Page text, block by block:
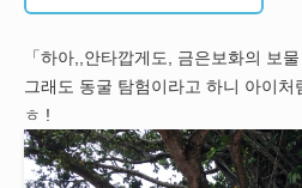
「하아,,안타깝게도, 금은보화의 보
그래도 동굴 탐험이라고 하니 아이처
ㅎ !